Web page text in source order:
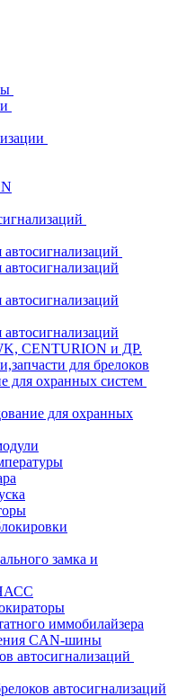
автосигнализаций
автосигнализаций
автосигнализаций
автосигнализаций
CENTURION и ДР.
для брелоков
для охранных систем
для охранных
замка и
иммобилайзера
CAN-шины
автосигнализаций
автосигнализаций